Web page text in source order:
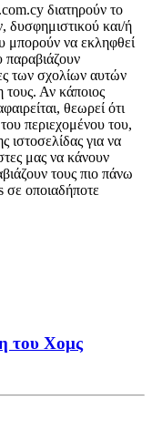
διατηρούν το
δυσφημιστικού και/ή
μπορούν να εκληφθεί
παραβιάζουν
των σχολίων αυτών
τους. Αν κάποιος
θεωρεί ότι
περιεχομένου του,
ιστοσελίδας για να
μας να κάνουν
τους πιο πάνω
σε οποιαδήποτε
του Χομς